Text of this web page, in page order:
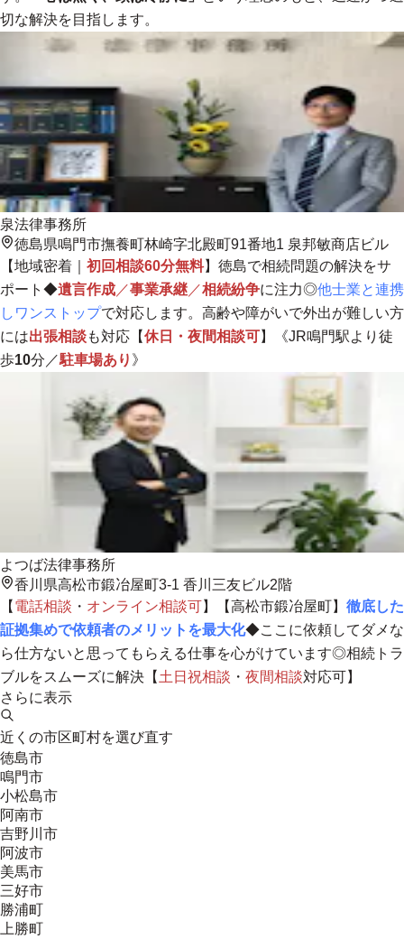
切な解決を目指します。
泉法律事務所
徳島県鳴門市撫養町林崎字北殿町91番地1 泉邦敏商店ビル
【地域密着 初回相談60分無料】徳島で相続問題の解決をサ
ポート◆遺言作成 ／事業承継 ／相続紛争に注力◎他士業と連携
しワンストップで対応します。高齢や障がいで外出が難しい方
には出張相談も対応【休日・夜間相談可】《JR鳴門駅より徒
歩10分／駐車場あり 》
よつば法律事務所
香川県高松市鍛冶屋町3-1 香川三友ビル2階
【 電話相談 ・ オンライン相談可】【高松市鍛冶屋町】 徹底した
証拠集めで依頼者のメリットを最大化◆ここに依頼してダメな
ら仕方ないと思ってもらえる仕事を心がけています◎相続トラ
ブルをスムーズに解決【 土日祝相談 ・ 夜間相談対応可】
さらに表示
近くの市区町村を選び直す
徳島市
鳴門市
小松島市
阿南市
吉野川市
阿波市
美馬市
三好市
勝浦町
上勝町